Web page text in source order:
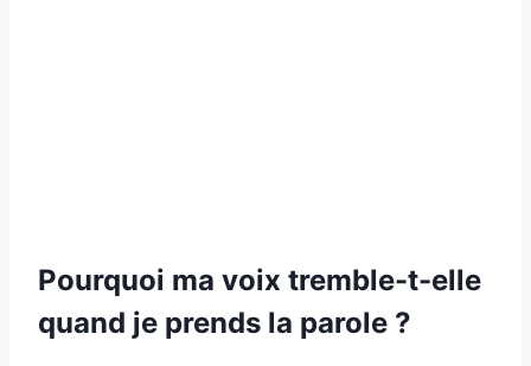
Pourquoi ma voix tremble-t-elle
quand je prends la parole ?